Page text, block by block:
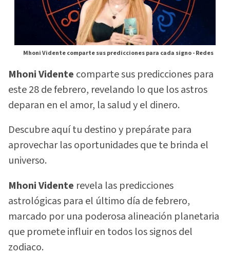
Mhoni Vidente comparte sus predicciones para cada signo -Redes
Mhoni Vidente comparte sus predicciones para
este 28 de febrero, revelando lo que los astros
deparan en el amor, la salud y el dinero.
Descubre aquí tu destino y prepárate para
aprovechar las oportunidades que te brinda el
universo.
Mhoni Vidente revela las predicciones
astrológicas para el último día de febrero,
marcado por una poderosa alineación planetaria
que promete influir en todos los signos del
zodiaco.